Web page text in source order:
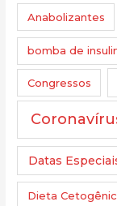
Anabolizantes
bomba de
Congressos
Datas
Dieta